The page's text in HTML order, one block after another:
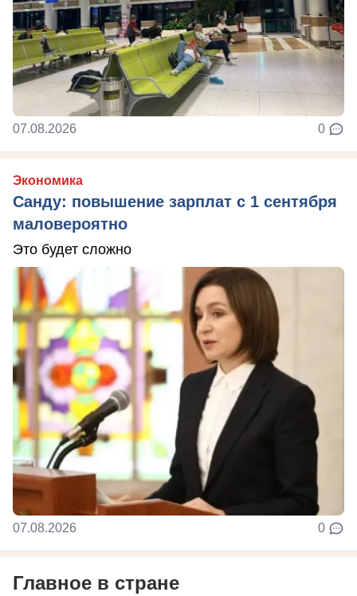
07.08.2026 0
Экономика
Санду: повышение зарплат с 1 сентября
маловероятно
Это будет сложно
07.08.2026 0
Главное в стране